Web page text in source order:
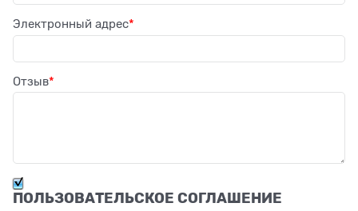
Электронный адрес
Отзыв
ПОЛЬЗОВАТЕЛЬСКОЕ СОГЛАШЕНИЕ